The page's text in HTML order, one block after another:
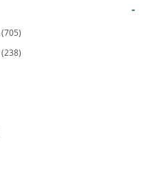
-
(705)
(238)